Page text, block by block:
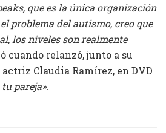
que es la única organización
problema del autismo, creo que
los niveles son realmente
cuando relanzó, junto a su
Claudia Ramírez, en DVD
pareja».